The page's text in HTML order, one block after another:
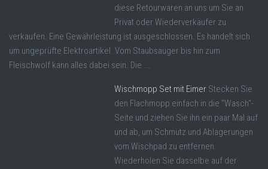
diese Retourwaren an uns um Sie an
Privat oder Wiederverkäufer zu
verkaufen. Eine Gewährleistung ist ausgeschlossen. Es handelt sich
um ungeprüfte Elektroartikel. Vom Staubsauger bis hin zum
Fleischwolf kann alles dabei sein. Die ...
Wischmopp Set mit Eimer Stecken Sie
den Flachmopp einfach in die "Wasch"-
Seite und ziehen Sie ihn ein paar Mal auf
und ab, um Schmutz und Ablagerungen
vom Wischpad zu entfernen.
Wiederholen Sie dasselbe auf der